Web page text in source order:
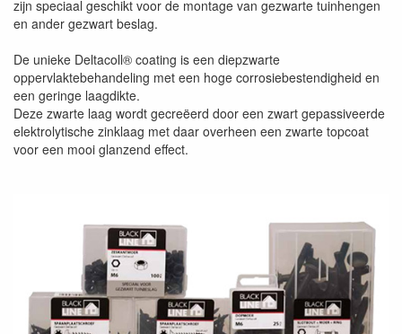
zijn speciaal geschikt voor de montage van gezwarte tuinhengen
en ander gezwart beslag.
De unieke Deltacoll® coating is een diepzwarte
oppervlaktebehandeling met een hoge corrosiebestendigheid en
een geringe laagdikte.
Deze zwarte laag wordt gecreëerd door een zwart gepassiveerde
elektrolytische zinklaag met daar overheen een zwarte topcoat
voor een mooi glanzend effect.